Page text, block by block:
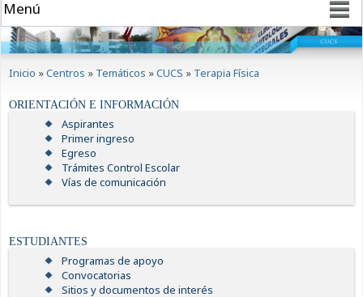
Inicio »Centros » Temáticos »CUCS » Terapia Física
ORIENTACIÓN E INFORMACIÓN
Aspirantes
Primer ingreso
Egreso
Trámites Control Escolar
Vías de comunicación
ESTUDIANTES
Programas de apoyo
Convocatorias
Sitios y documentos de interés